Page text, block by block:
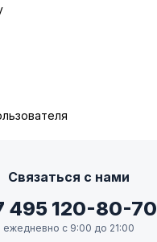
Связаться с нами
495 120-80-70
ежедневно с 9:00 до 21:00